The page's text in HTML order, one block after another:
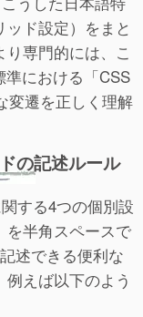
ド設定）をまと
専門的には、こ
における「CSS
変遷を正しく理解
の記述ルール
する4つの個別設
を半角スペースで
述できる便利な
えば以下のよう